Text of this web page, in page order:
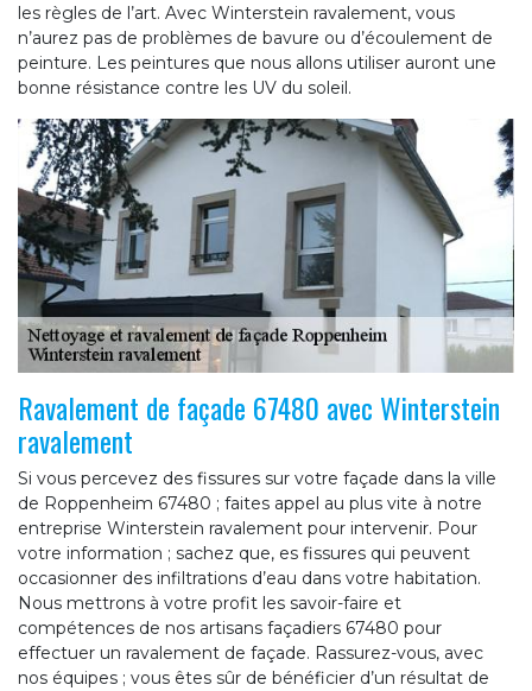
les règles de l’art. Avec Winterstein ravalement, vous
n’aurez pas de problèmes de bavure ou d’écoulement de
peinture. Les peintures que nous allons utiliser auront une
bonne résistance contre les UV du soleil.
Ravalement de façade 67480 avec Winterstein
ravalement
Si vous percevez des fissures sur votre façade dans la ville
de Roppenheim 67480 ; faites appel au plus vite à notre
entreprise Winterstein ravalement pour intervenir. Pour
votre information ; sachez que, es fissures qui peuvent
occasionner des infiltrations d’eau dans votre habitation.
Nous mettrons à votre profit les savoir-faire et
compétences de nos artisans façadiers 67480 pour
effectuer un ravalement de façade. Rassurez-vous, avec
nos équipes ; vous êtes sûr de bénéficier d’un résultat de